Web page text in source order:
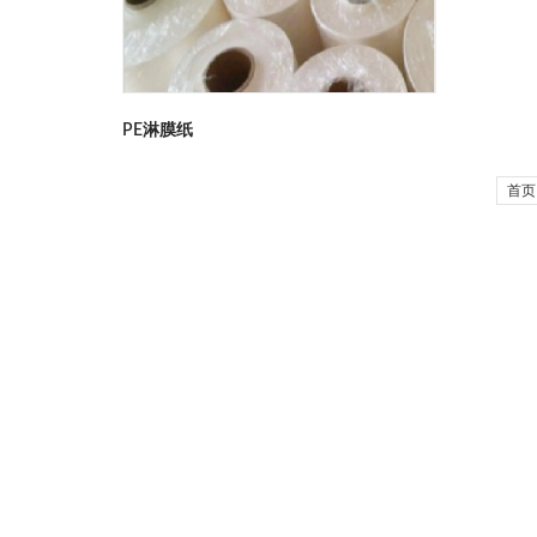
PE淋膜纸
首页